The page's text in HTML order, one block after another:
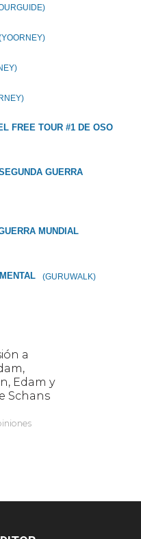
FREE TOUR #1 DE OSO
GUERRA
MUNDIAL
(GURUWALK)